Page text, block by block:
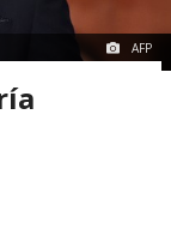
AFP